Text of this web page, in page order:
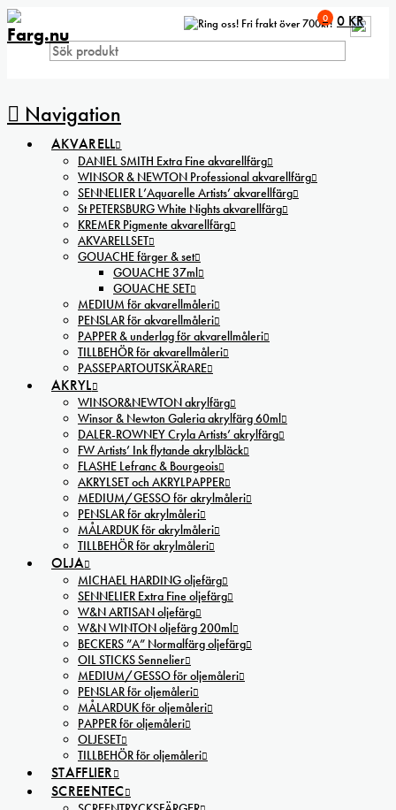
Fri frakt över 700kr!
Navigation
0 0 KR
AKVARELL
DANIEL SMITH Extra Fine akvarellfärg
WINSOR & NEWTON Professional akvarellfärg
SENNELIER L’Aquarelle Artists’ akvarellfärg
St PETERSBURG White Nights akvarellfärg
KREMER Pigmente akvarellfärg
AKVARELLSET
GOUACHE färger & set
GOUACHE 37ml
GOUACHE SET
MEDIUM för akvarellmåleri
PENSLAR för akvarellmåleri
PAPPER & underlag för akvarellmåleri
TILLBEHÖR för akvarellmåleri
PASSEPARTOUTSKÄRARE
AKRYL
WINSOR&NEWTON akrylfärg
Winsor & Newton Galeria akrylfärg 60ml
DALER-ROWNEY Cryla Artists’ akrylfärg
FW Artists’ Ink flytande akrylbläck
FLASHE Lefranc & Bourgeois
AKRYLSET och AKRYLPAPPER
MEDIUM/GESSO för akrylmåleri
PENSLAR för akrylmåleri
MÅLARDUK för akrylmåleri
TILLBEHÖR för akrylmåleri
OLJA
MICHAEL HARDING oljefärg
SENNELIER Extra Fine oljefärg
W&N ARTISAN oljefärg
W&N WINTON oljefärg 200ml
BECKERS ”A” Normalfärg oljefärg
OIL STICKS Sennelier
MEDIUM/GESSO för oljemåleri
PENSLAR för oljemåleri
MÅLARDUK för oljemåleri
PAPPER för oljemåleri
OLJESET
TILLBEHÖR för oljemåleri
STAFFLIER
SCREENTEC